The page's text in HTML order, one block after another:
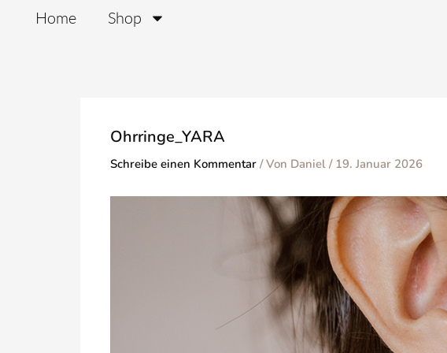
Home Shop
Ohrringe_YARA
Schreibe einen Kommentar / Von Daniel / 19. Januar 2026